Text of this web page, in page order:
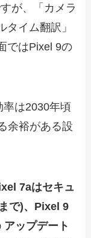
が、「カメラ
イム翻訳」
ではPixel 9の
率は2030年頃
余裕がある設
7aはセキュ
で)、Pixel 9
ップデート